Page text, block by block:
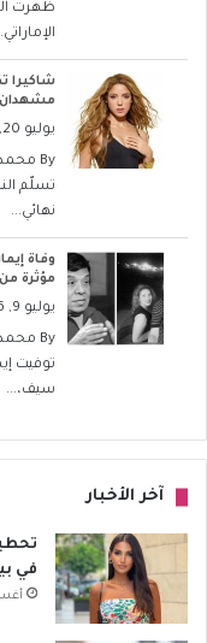
ظهرت
شاكيرا
مشهدان
يوليو 20, 2026
By
تسلّم
نهائي...
مؤثرة
يوليو 9, 2026
By
توفيت
سيف،...
آخر الأخبار
في